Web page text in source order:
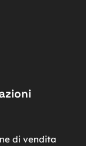
di vendita